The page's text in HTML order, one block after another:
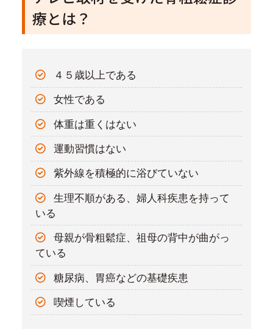
療とは？
４５歳以上である
女性である
体重は重くはない
運動習慣はない
紫外線を積極的に浴びていない
生理不順がある、婦人科疾患を持って
いる
母親が骨粗鬆症、祖母の背中が曲がっ
ている
糖尿病、胃癌などの基礎疾患
喫煙している